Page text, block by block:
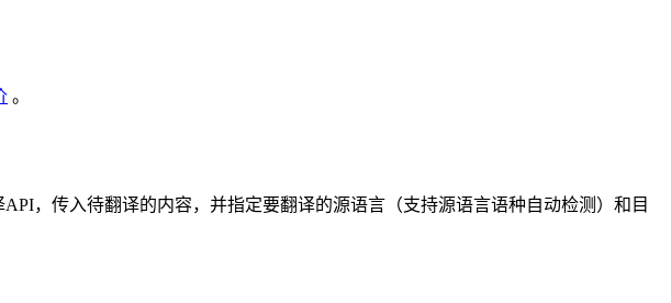
。
，传入待翻译的内容，并指定要翻译的源语言（支持源语言语种自动检测）和目